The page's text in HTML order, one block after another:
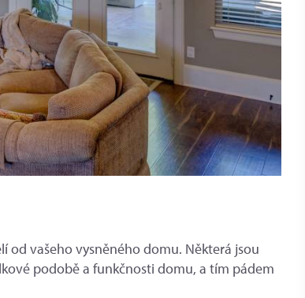
od vašeho vysněného domu. Některá jsou
podobě a funkčnosti domu, a tím pádem